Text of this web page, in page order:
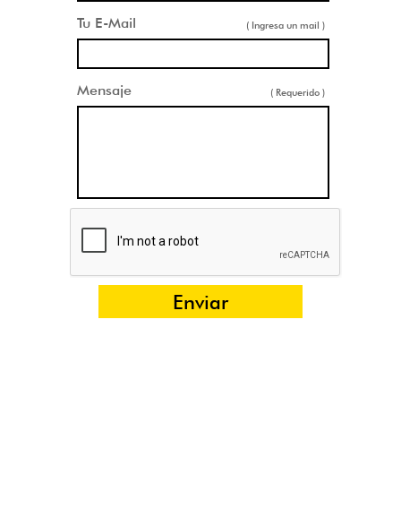
Tu E-Mail ( Ingresa un mail )
Mensaje ( Requerido )